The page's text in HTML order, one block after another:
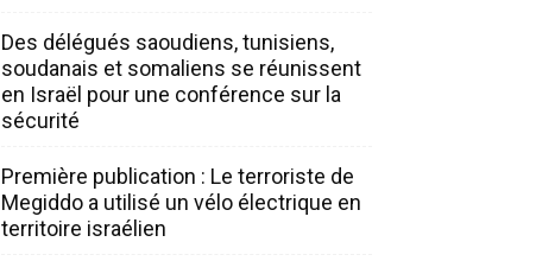
Des délégués saoudiens, tunisiens,
soudanais et somaliens se réunissent
en Israël pour une conférence sur la
sécurité
Première publication : Le terroriste de
Megiddo a utilisé un vélo électrique en
territoire israélien